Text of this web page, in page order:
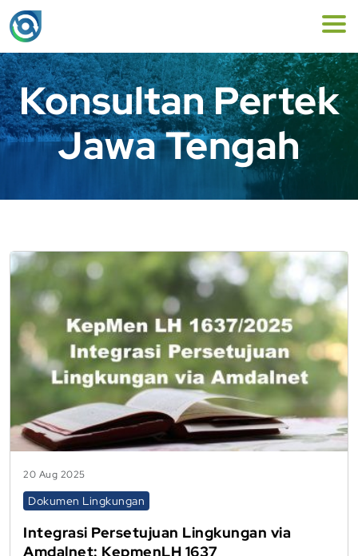
Konsultan Pertek
Jawa Tengah
20 Aug 2025
Dokumen Lingkungan
Integrasi Persetujuan Lingkungan via
Amdalnet: KepmenLH 1637